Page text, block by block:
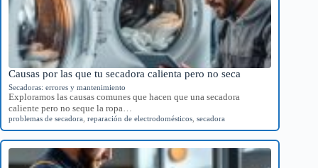
Causas por las que tu secadora calienta pero no seca
Secadoras: errores y mantenimiento
Exploramos las causas comunes que hacen que una secadora
caliente pero no seque la ropa…
problemas de secadora reparación de electrodomésticos secadora